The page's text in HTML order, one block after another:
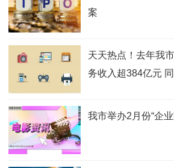
案
天天热点！去年我
务收入超384亿元
我市举办2月份“企